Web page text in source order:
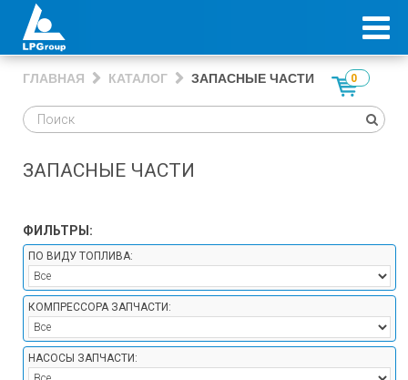
ГЛАВНАЯ КАТАЛОГ ЗАПАСНЫЕ ЧАСТИ 0
ЗАПАСНЫЕ ЧАСТИ
ФИЛЬТРЫ:
ПО ВИДУ ТОПЛИВА:
КОМПРЕССОРА ЗАПЧАСТИ:
НАСОСЫ ЗАПЧАСТИ: